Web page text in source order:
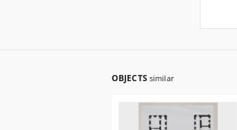
OBJECTS similar